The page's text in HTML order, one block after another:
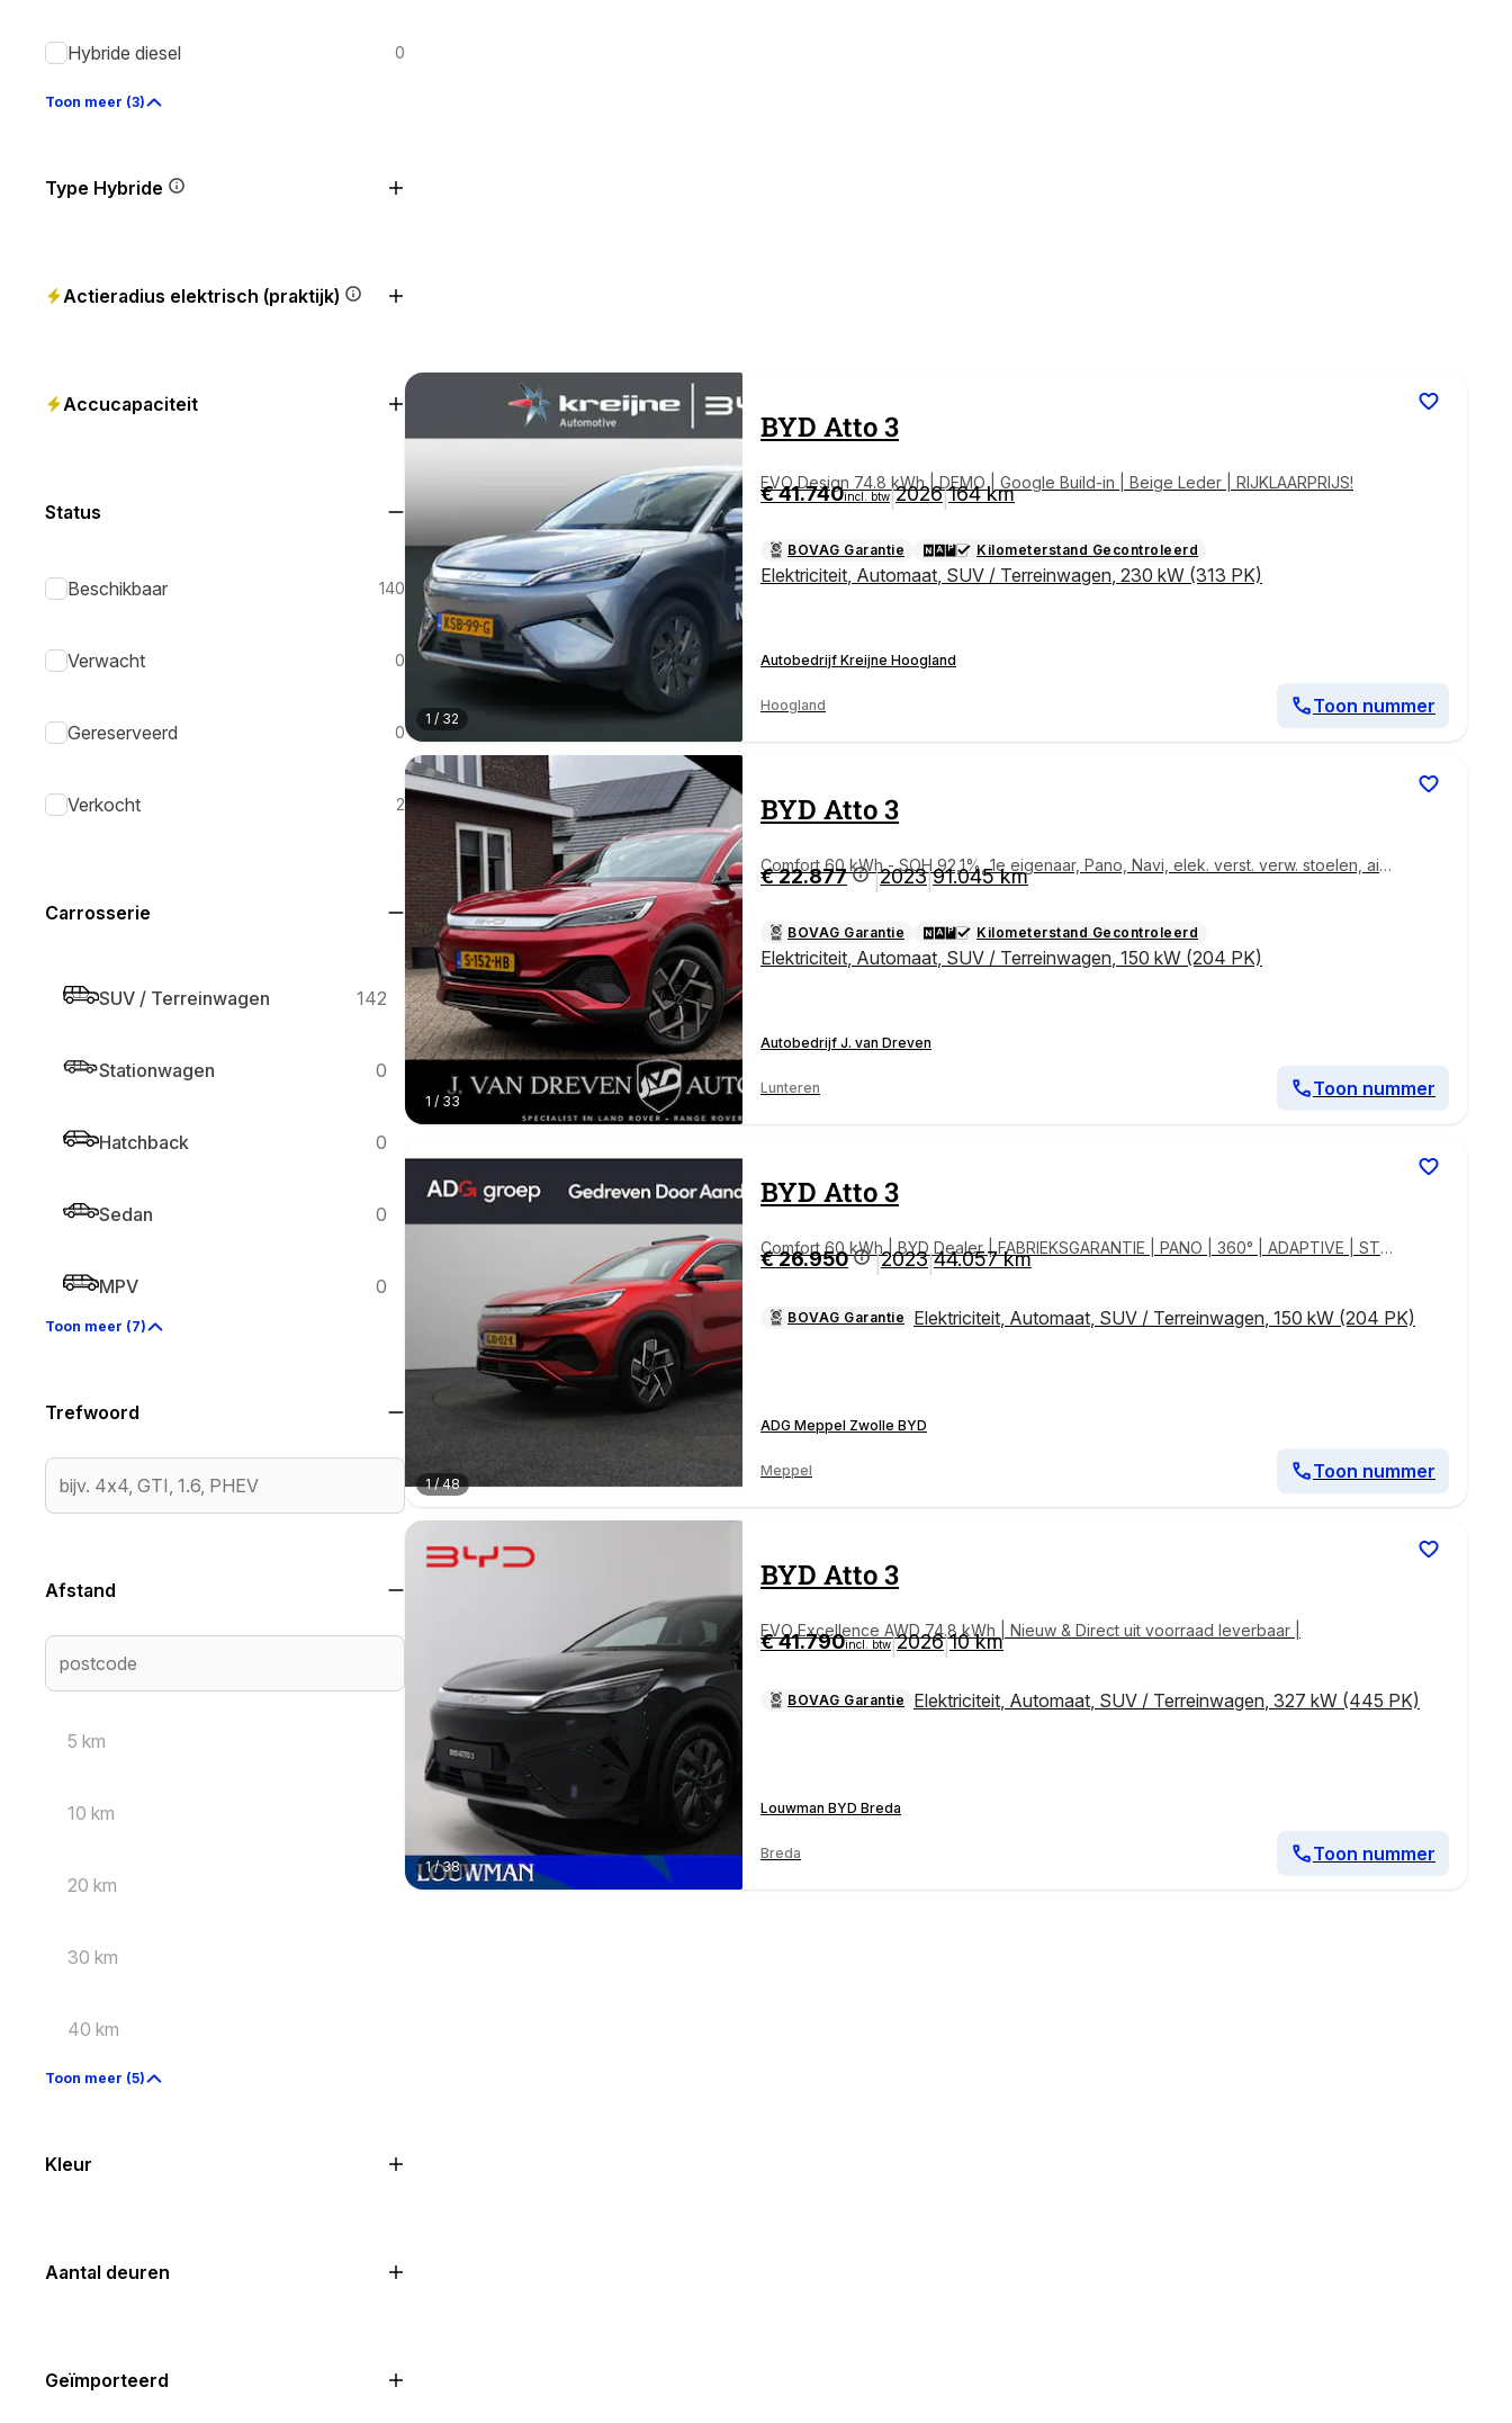
Hybride diesel 0
Toon meer (3)
Type Hybride
Actieradius elektrisch (praktijk)
Accucapaciteit
Status
Beschikbaar 140
Verwacht 0
Gereserveerd 0
Verkocht 2
Carrosserie
SUV / Terreinwagen 142
Stationwagen 0
Hatchback 0
Sedan 0
MPV 0
Toon meer (7)
Trefwoord
Afstand
5 km
10 km
20 km
30 km
40 km
Toon meer (5)
Kleur
Aantal deuren
Geïmporteerd
1 / 32
BYD Atto 3
EVO Design 74.8 kWh | DEMO | Google Build-in | Beige Leder | RIJKLAARPRIJS!
€ 41.740incl. btw|2026|164 km
BOVAG Garantie Kilometerstand Gecontroleerd
Elektriciteit Automaat SUV / Terreinwagen 230 kW (313 PK)
Autobedrijf Kreijne Hoogland
Hoogland Toon nummer
1 / 33
BYD Atto 3
Comfort 60 kWh - SOH 92,1%, 1e eigenaar, Pano, Navi, elek. verst. verw. stoelen, airc
o!
€ 22.877 |2023|91.045 km
BOVAG Garantie Kilometerstand Gecontroleerd
Elektriciteit Automaat SUV / Terreinwagen 150 kW (204 PK)
Autobedrijf J. van Dreven
Lunteren Toon nummer
1/48
BYD Atto 3
Comfort 60 kWh | BYD Dealer | FABRIEKSGARANTIE | PANO | 360° | ADAPTIVE | STO
ELVERWARMING
€ 26.950 |2023|44.057 km
BOVAG Garantie Elektriciteit Automaat SUV / Terreinwagen 150 kW (204 PK)
ADG Meppel Zwolle BYD
Meppel Toon nummer
1/38
BYD Atto 3
EVO Excellence AWD 74.8 kWh | Nieuw & Direct uit voorraad leverbaar |
€ 41.790incl. btw|2026|10 km
BOVAG Garantie Elektriciteit Automaat SUV / Terreinwagen 327 kW (445 PK)
Louwman BYD Breda
Breda Toon nummer